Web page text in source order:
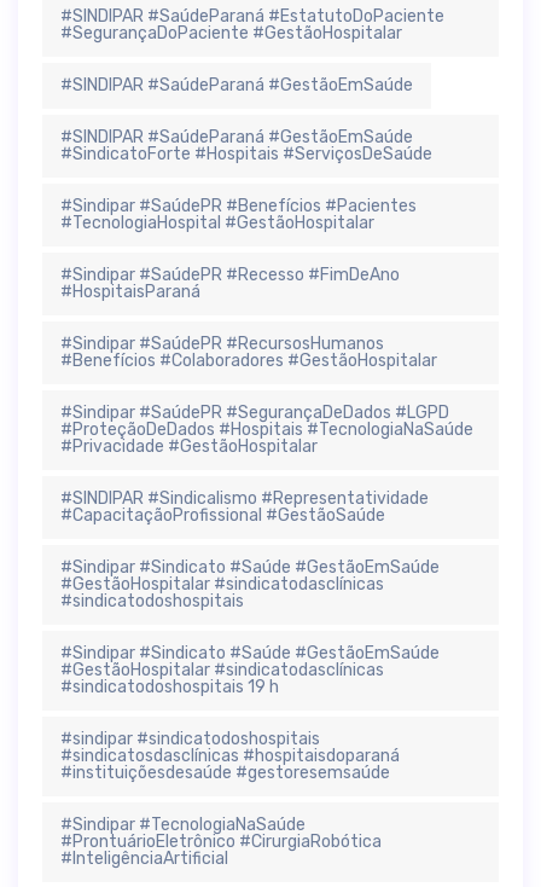
#SINDIPAR #SaúdeParaná #EstatutoDoPaciente
#SegurançaDoPaciente #GestãoHospitalar
#SINDIPAR #SaúdeParaná #GestãoEmSaúde
#SINDIPAR #SaúdeParaná #GestãoEmSaúde
#SindicatoForte #Hospitais #ServiçosDeSaúde
#Sindipar #SaúdePR #Benefícios #Pacientes
#TecnologiaHospital #GestãoHospitalar
#Sindipar #SaúdePR #Recesso #FimDeAno
#HospitaisParaná
#Sindipar #SaúdePR #RecursosHumanos
#Benefícios #Colaboradores #GestãoHospitalar
#Sindipar #SaúdePR #SegurançaDeDados #LGPD
#ProteçãoDeDados #Hospitais #TecnologiaNaSaúde
#Privacidade #GestãoHospitalar
#SINDIPAR #Sindicalismo #Representatividade
#CapacitaçãoProfissional #GestãoSaúde
#Sindipar #Sindicato #Saúde #GestãoEmSaúde
#GestãoHospitalar #sindicatodasclínicas
#sindicatodoshospitais
#Sindipar #Sindicato #Saúde #GestãoEmSaúde
#GestãoHospitalar #sindicatodasclínicas
#sindicatodoshospitais 19 h
#sindipar #sindicatodoshospitais
#sindicatosdasclínicas #hospitaisdoparaná
#instituiçõesdesaúde #gestoresemsaúde
#Sindipar #TecnologiaNaSaúde
#ProntuárioEletrônico #CirurgiaRobótica
#InteligênciaArtificial